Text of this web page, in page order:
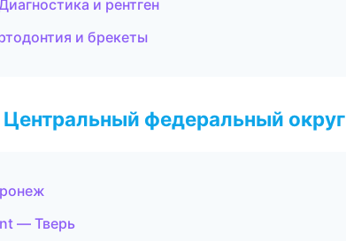
и рентген
и брекеты
федеральный округ
— Тверь